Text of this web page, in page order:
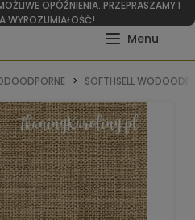
OPÓŹNIENIA. PRZEPRASZAMY I
WYROZUMIAŁOŚĆ!
SOFTHSELL